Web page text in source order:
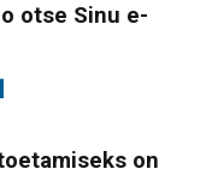
otse Sinu e-
on